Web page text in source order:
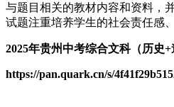
与题目相关的教材内容和资料，
试题注重培养学生的社会责任感
2025年贵州中考综合文科（历史
https://pan.quark.cn/s/